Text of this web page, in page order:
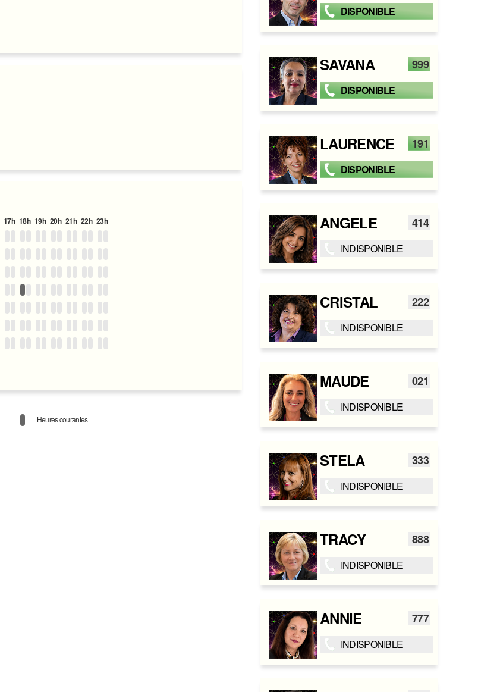
17h 18h 19h 20h 21h 22h 23h
Heures courantes
DISPONIBLE
SAVANA
DISPONIBLE
999
LAURENCE
DISPONIBLE
191
ANGELE
INDISPONIBLE
414
CRISTAL
INDISPONIBLE
222
MAUDE
INDISPONIBLE
021
STELA
INDISPONIBLE
333
TRACY
INDISPONIBLE
888
ANNIE
INDISPONIBLE
777